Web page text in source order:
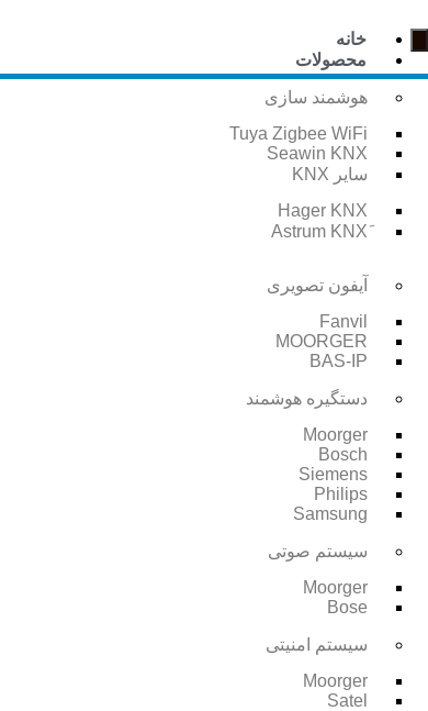
خانه
محصولات
هوشمند سازی
Tuya Zigbee WiFi
Seawin KNX
سایر KNX
Hager KNX
آیفون تصویری
Fanvil
MOORGER
BAS-IP
دستگیره هوشمند
Moorger
Bosch
Siemens
Philips
Samsung
سیستم صوتی
Moorger
Bose
سیستم امنیتی
Moorger
Satel